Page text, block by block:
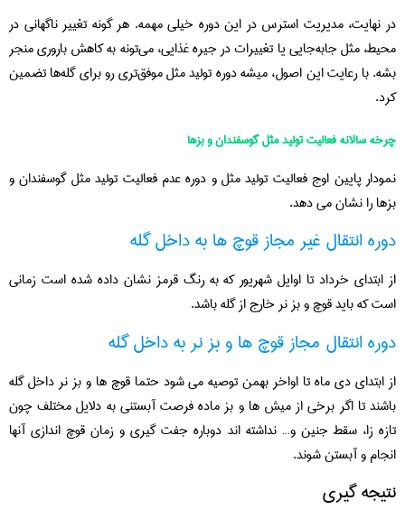
در نهایت، مدیریت استرس در این دوره خیلی مهمه. هر گونه تغییر ناگهانی در
محیط، مثل جابه‌جایی یا تغییرات در جیره غذایی، می‌تونه به کاهش باروری منجر
بشه. با رعایت این اصول، میشه دوره تولید مثل موفق‌تری رو برای گله‌ها تضمین
کرد.
چرخه سالانه فعالیت تولید مثل گوسفندان و بزها
نمودار پایین اوج فعالیت تولید مثل و دوره عدم فعالیت تولید مثل گوسفندان و
بزها را نشان می دهد.
دوره انتقال غیر مجاز قوچ ها به داخل گله
از ابتدای خرداد تا اوایل شهریور که به رنگ قرمز نشان داده شده است زمانی
است که باید قوچ و بز نر خارج از گله باشد.
دوره انتقال مجاز قوچ ها و بز نر به داخل گله
از ابتدای دی ماه تا اواخر بهمن توصیه می شود حتما قوچ ها و بز نر داخل گله
باشند تا اگر برخی از میش ها و بز ماده فرصت آبستنی به دلایل مختلف چون
تازه زا، سقط جنین و… نداشته اند دوباره جفت گیری و زمان قوچ اندازی آنها
انجام و آبستن شوند.
نتیجه گیری